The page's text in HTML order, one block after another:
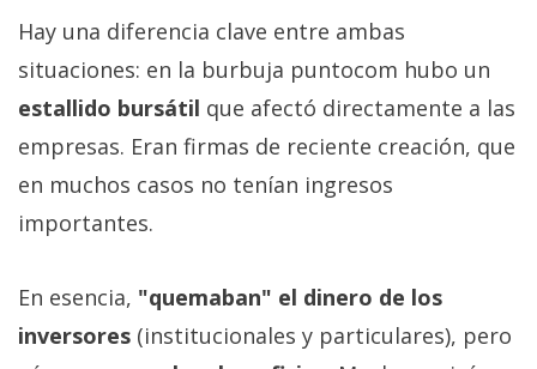
Hay una diferencia clave entre ambas
situaciones: en la burbuja puntocom hubo un
estallido bursátil que afectó directamente a las
empresas. Eran firmas de reciente creación, que
en muchos casos no tenían ingresos
importantes.
En esencia, "quemaban" el dinero de los
inversores (institucionales y particulares), pero